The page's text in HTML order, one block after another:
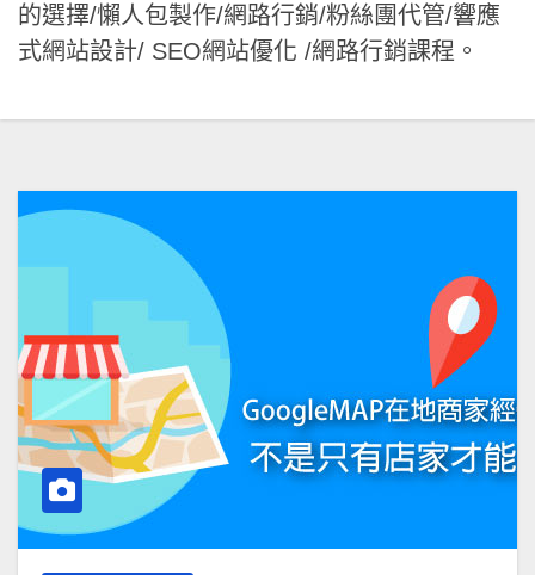
的選擇/懶人包製作/網路行銷/粉絲團代管/響應
式網站設計/ SEO網站優化 /網路行銷課程。